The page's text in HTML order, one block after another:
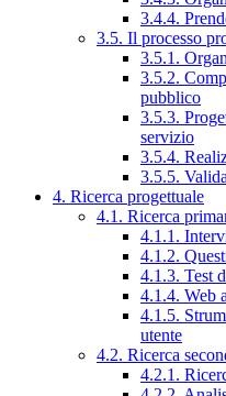
3.4.4.
3.5. Il processo
3.5.1.
3.5.2.
pubblico
3.5.3.
servizio
3.5.4.
3.5.5.
4. Ricerca progettuale
4.1. Ricerca
4.1.1.
4.1.2.
4.1.3. Test
4.1.4. Web
4.1.5.
utente
4.2. Ricerca
4.2.1.